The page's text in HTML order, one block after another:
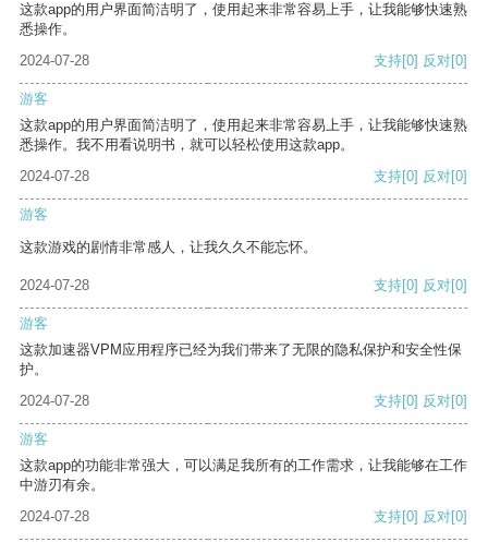
这款app的用户界面简洁明了，使用起来非常容易上手，让我能够快速熟
悉操作。
2024-07-28
支持[0] 反对[0]
游客
这款app的用户界面简洁明了，使用起来非常容易上手，让我能够快速熟
悉操作。我不用看说明书，就可以轻松使用这款app。
2024-07-28
支持[0] 反对[0]
游客
这款游戏的剧情非常感人，让我久久不能忘怀。
2024-07-28 支持[0] 反对[0]
游客
这款加速器VPM应用程序已经为我们带来了无限的隐私保护和安全性保
护。
2024-07-28
支持[0] 反对[0]
游客
这款app的功能非常强大，可以满足我所有的工作需求，让我能够在工作
中游刃有余。
2024-07-28
支持[0] 反对[0]